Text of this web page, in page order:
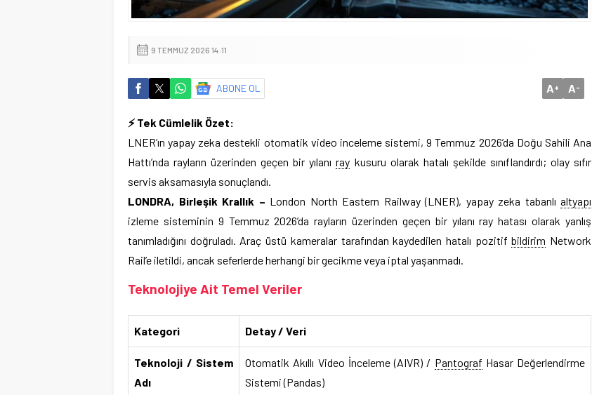
9 TEMMUZ 2026 14:11
ABONE OL A+ A-
⚡ Tek Cümlelik Özet:
LNER’ın yapay zeka destekli otomatik video inceleme sistemi, 9 Temmuz 2026’da Doğu Sahili Ana
Hattı’nda rayların üzerinden geçen bir yılanıray kusuru olarak hatalı şekilde sınıflandırdı; olay sıfır
servis aksamasıyla sonuçlandı.
LONDRA, Birleşik Krallık – London North Eastern Railway (LNER), yapay zeka tabanlı altyapı
izleme sisteminin 9 Temmuz 2026’da rayların üzerinden geçen bir yılanı ray hatası olarak yanlış
tanımladığını doğruladı. Araç üstü kameralar tarafından kaydedilen hatalı pozitifbildirim Network
Rail’e iletildi, ancak seferlerde herhangi bir gecikme veya iptal yaşanmadı.
Teknolojiye Ait Temel Veriler
Kategori Detay / Veri
Teknoloji / Sistem
Adı
Otomatik Akıllı Video İnceleme (AIVR) / Pantograf Hasar Değerlendirme
Sistemi (Pandas)